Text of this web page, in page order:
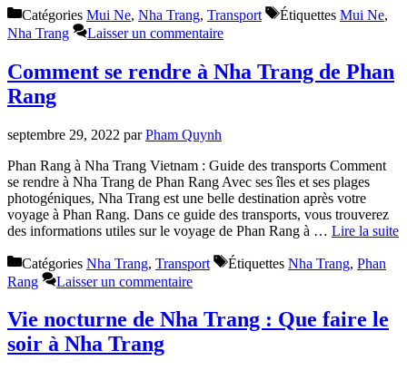
Catégories Mui Ne, Nha Trang, Transport Étiquettes Mui Ne,
Nha Trang
Laisser un commentaire
Comment se rendre à Nha Trang de Phan
Rang
septembre 29, 2022 parPham Quynh
Phan Rang à Nha Trang Vietnam : Guide des transports Comment
se rendre à Nha Trang de Phan Rang Avec ses îles et ses plages
photogéniques, Nha Trang est une belle destination après votre
voyage à Phan Rang. Dans ce guide des transports, vous trouverez
des informations utiles sur le voyage de Phan Rang à … Lire la suite
Catégories Nha Trang, Transport Étiquettes Nha Trang, Phan
Rang
Laisser un commentaire
Vie nocturne de Nha Trang : Que faire le
soir à Nha Trang